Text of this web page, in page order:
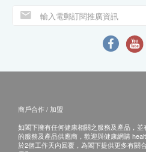
商戶合作 / 加盟
如閣下擁有任何健康相關之服務及產品，
的服務及產品供應商，歡迎與健康網購
於2個工作天內回覆，為閣下提供更多有關合